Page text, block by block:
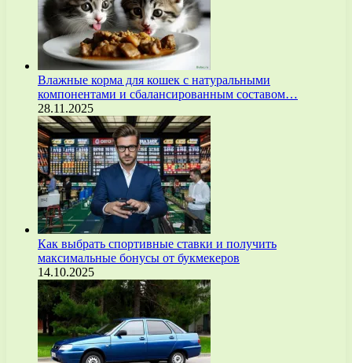
Влажные корма для кошек с натуральными
компонентами и сбалансированным составом…
28.11.2025
Как выбрать спортивные ставки и получить
максимальные бонусы от букмекеров
14.10.2025